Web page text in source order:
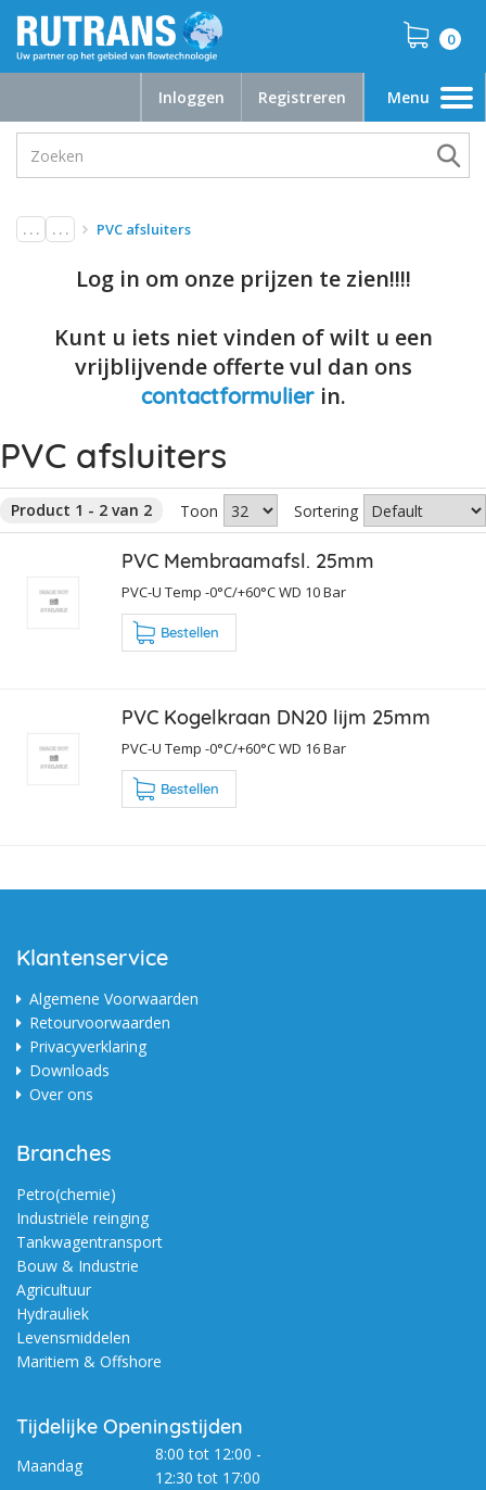
0
Inloggen Registreren
Toggle
navigation
Menu
. . . . . . PVC afsluiters
Log in om onze prijzen te zien!!!!
Kunt u iets niet vinden of wilt u een
vrijblijvende offerte vul dan ons
contactformulier in.
PVC afsluiters
Product 1 - 2 van 2 Toon Sortering
PVC Membraamafsl. 25mm
PVC-U Temp -0°C/+60°C WD 10 Bar
Bestellen
PVC Kogelkraan DN20 lijm 25mm
PVC-U Temp -0°C/+60°C WD 16 Bar
Bestellen
Klantenservice
Algemene Voorwaarden
Retourvoorwaarden
Privacyverklaring
Downloads
Over ons
Branches
Petro(chemie)
Industriële reinging
Tankwagentransport
Bouw & Industrie
Agricultuur
Hydrauliek
Levensmiddelen
Maritiem & Offshore
Tijdelijke Openingstijden
Maandag
8:00 tot 12:00 -
12:30 tot 17:00